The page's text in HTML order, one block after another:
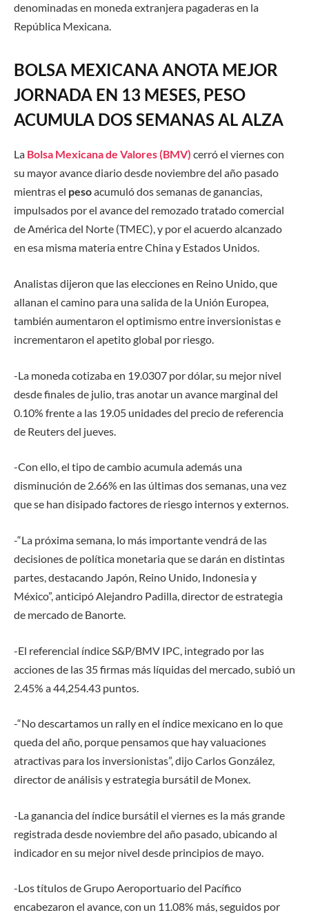
denominadas en moneda extranjera pagaderas en la
República Mexicana.
BOLSA MEXICANA ANOTA MEJOR
JORNADA EN 13 MESES, PESO
ACUMULA DOS SEMANAS AL ALZA
La Bolsa Mexicana de Valores(BMV) cerró el viernes con
su mayor avance diario desde noviembre del año pasado
mientras el pesoacumuló dos semanas de ganancias,
impulsados por el avance del remozado tratado comercial
de América del Norte (TMEC), y por el acuerdo alcanzado
en esa misma materia entre China y Estados Unidos.
Analistas dijeron que las elecciones en Reino Unido, que
allanan el camino para una salida de la Unión Europea,
también aumentaron el optimismo entre inversionistas e
incrementaron el apetito global por riesgo.
-La moneda cotizaba en 19.0307 por dólar, su mejor nivel
desde finales de julio, tras anotar un avance marginal del
0.10% frente a las 19.05 unidades del precio de referencia
de Reuters del jueves.
-Con ello, el tipo de cambio acumula además una
disminución de 2.66% en las últimas dos semanas, una vez
que se han disipado factores de riesgo internos y externos.
-“La próxima semana, lo más importante vendrá de las
decisiones de política monetaria que se darán en distintas
partes, destacando Japón, Reino Unido, Indonesia y
México”, anticipó Alejandro Padilla, director de estrategia
de mercado de Banorte.
-El referencial índice S&P/BMV IPC, integrado por las
acciones de las 35 firmas más líquidas del mercado, subió un
2.45% a 44,254.43 puntos.
-“No descartamos un rally en el índice mexicano en lo que
queda del año, porque pensamos que hay valuaciones
atractivas para los inversionistas”, dijo Carlos González,
director de análisis y estrategia bursátil de Monex.
-La ganancia del índice bursátil el viernes es la más grande
registrada desde noviembre del año pasado, ubicando al
indicador en su mejor nivel desde principios de mayo.
-Los títulos de Grupo Aeroportuario del Pacífico
encabezaron el avance, con un 11.08% más, seguidos por